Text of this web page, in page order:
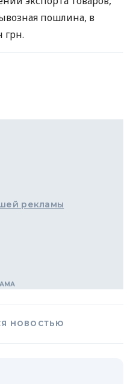
пошлина, в
грн.
рекламы
НОВОСТЬЮ